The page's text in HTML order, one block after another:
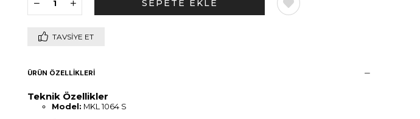
TAVSIYE ET
ÜRÜN ÖZELLIKLERI
Teknik Özellikler
Model: MKL 1064 S